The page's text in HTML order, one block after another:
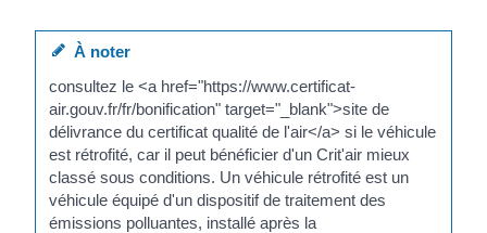
À noter
consultez le <a href="https://www.certificat-
air.gouv.fr/fr/bonification" target="_blank">site de
délivrance du certificat qualité de l'air</a> si le véhicule
est rétrofité, car il peut bénéficier d'un Crit'air mieux
classé sous conditions. Un véhicule rétrofité est un
véhicule équipé d'un dispositif de traitement des
émissions polluantes, installé après la